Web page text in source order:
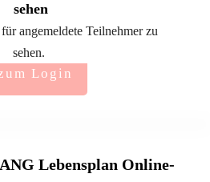
sehen
angemeldete Teilnehmer zu
sehen.
Login
Lebensplan Online-